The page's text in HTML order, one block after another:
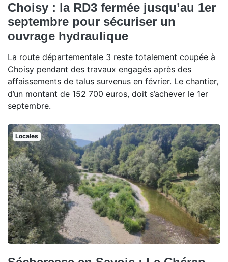
Choisy : la RD3 fermée jusqu’au 1er
septembre pour sécuriser un
ouvrage hydraulique
La route départementale 3 reste totalement coupée à
Choisy pendant des travaux engagés après des
affaissements de talus survenus en février. Le chantier,
d’un montant de 152 700 euros, doit s’achever le 1er
septembre.
Locales